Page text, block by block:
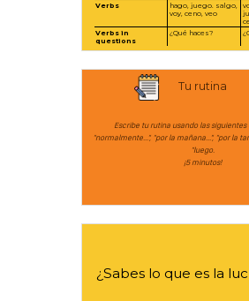
Verbs
hago, juego. salgo,
voy, ceno, veo
Verbs in
questions
¿Qué haces?
Tu rutina
Escribe tu rutina usando las siguientes
"normalmente...", "por la mañana...", "por la
"luego.
¡5 minutos!
¿Sabes lo que es la